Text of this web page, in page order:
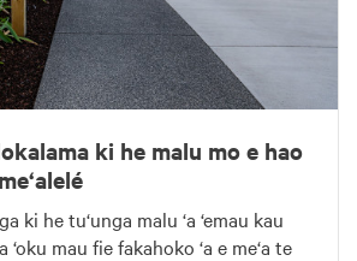
ki he malu mo e hao
ki he tu‘unga malu ‘a ‘emau kau
mau fie fakahoko ‘a e me‘a te